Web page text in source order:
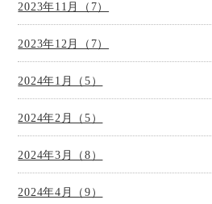
2023年11月（7）
2023年12月（7）
2024年1月（5）
2024年2月（5）
2024年3月（8）
2024年4月（9）